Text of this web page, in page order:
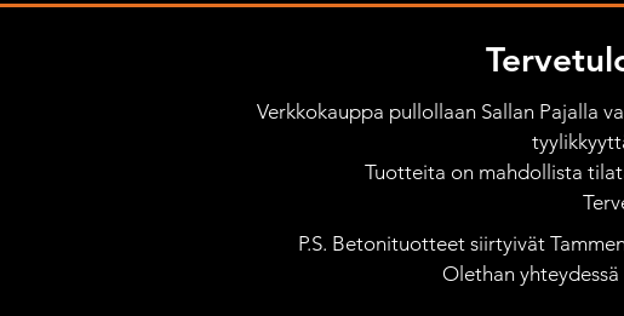
Verkkokauppa pullollaan Sallan Pajalla
Tuotteita on mahdollista
P.S. Betonituotteet siirtyivät
Olethan